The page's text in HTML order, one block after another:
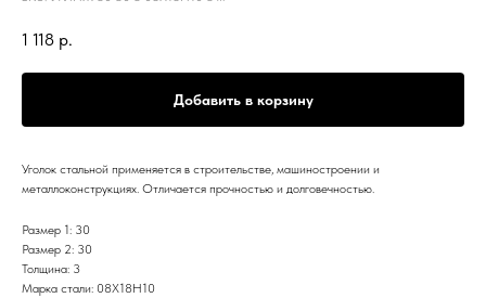
1 118 р.
Добавить в корзину
Уголок стальной применяется в строительстве, машиностроении и
металлоконструкциях. Отличается прочностью и долговечностью.
Размер 1: 30
Размер 2: 30
Толщина: 3
Марка стали: 08Х18Н10